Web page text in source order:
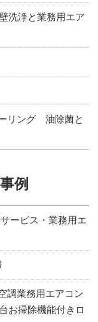
洗浄と業務用エア
リング 油除菌と
例
ービス・業務用エ
業務用エアコン
お掃除機能付きロ